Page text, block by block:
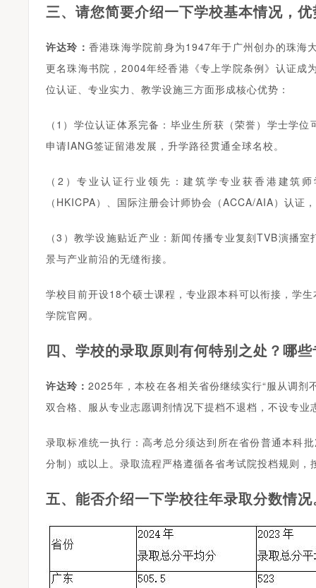
三、请您简要介绍一下学校基本情况，
许达玲： 香港珠海学院前身为1947年于广州创办的珠海
更名珠海书院，2004年经香港《专上学院条例》认证成
位认证、专业实力、教学设施三方面形成核心优势：
（1）学位认证体系完备：毕业生所获（荣誉）学士学
申请IANG签证留港发展，升学路径贯通全球名校。
（2）专业认证行业领先：建筑学专业获香港建筑
（HKICPA）、国际注册会计师协会（ACCA/AIA）认
（3）教学设施贴近产业：新闻传播专业复刻TVB演播
景与产业前沿的无缝衔接。
学校目前开设18个硕士课程，专业跟本科可以衔接，学
学院官网。
四、学校的录取原则有何特别之处？哪
许达玲：2025年，本校在各相关省份继续实行“服从调
双合格、服从专业志愿调剂情况下提档不退档，不设专业
录取标准统一执行：高考总分须达到所在省份普通本科
分制）或以上。录取流程严格遵循各省考试院投档规则
五、能否介绍一下学校往年录取分数情